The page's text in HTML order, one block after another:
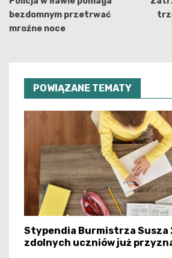
bezdomnym przetrwać
mroźne noce
POWIĄZANE TEMATY
Stypendia Burmistrza
zdolnych uczniów już